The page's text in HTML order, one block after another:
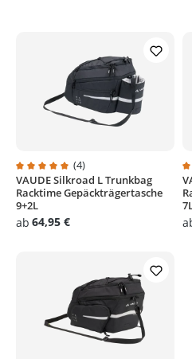
Durchschnittliche Bewertung
(4)
VAUDE Silkroad L Trunkbag
Racktime Gepäckträgertasche
9+2L
ab 64,95 €